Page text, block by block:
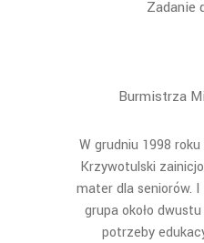
Zadanie
Burmistrza
W grudniu 1998
Krzywotulski
mater dla seniorów.
grupa około
potrzeby